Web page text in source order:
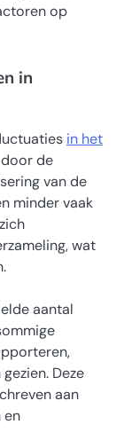
op
in
in het
de
van de
minder vaak
wat
aantal
Deze
aan
en